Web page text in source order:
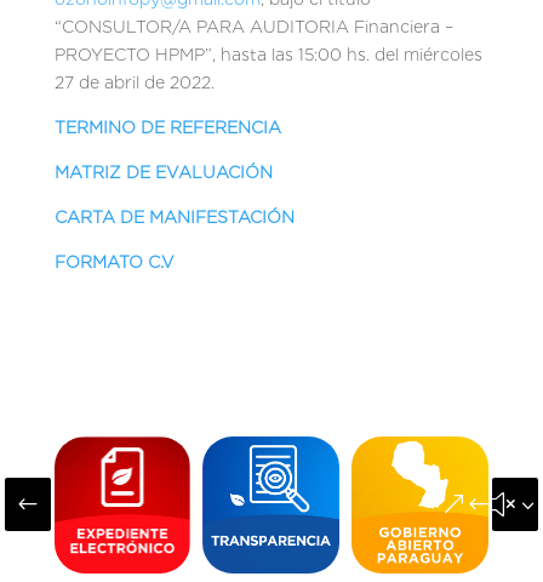
“CONSULTOR/A PARA AUDITORIA Financiera –
PROYECTO HPMP”, hasta las 15:00 hs. del miércoles
27 de abril de 2022.
TERMINO DE REFERENCIA
MATRIZ DE EVALUACIÓN
CARTA DE MANIFESTACIÓN
FORMATO C.V
#